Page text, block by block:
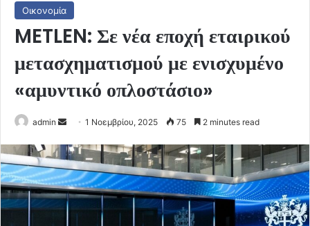
Οικονομία
METLEN: Σε νέα εποχή εταιρικού
μετασχηματισμού με ενισχυμένο
«αμυντικό οπλοστάσιο»
admin
Send
email
1 Νοεμβρίου, 2025 75 2 minutes read